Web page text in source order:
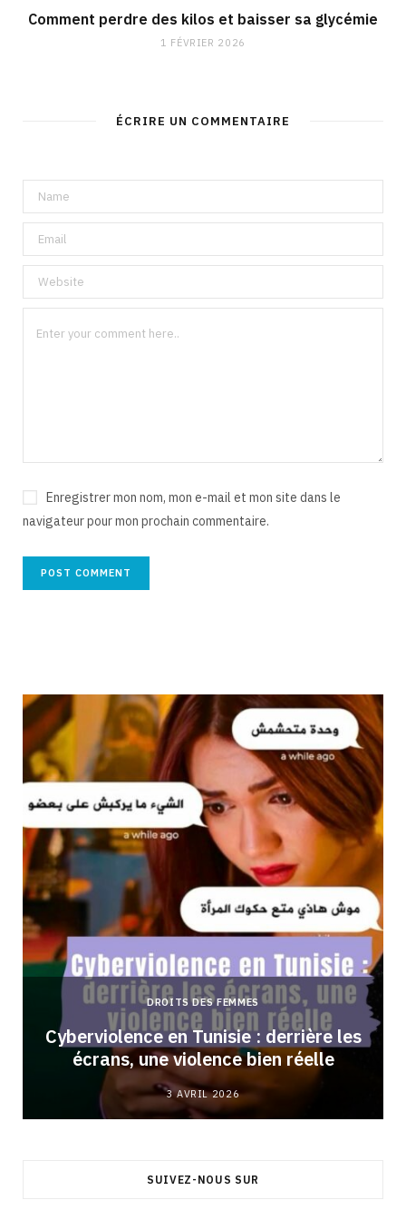
Comment perdre des kilos et baisser sa glycémie
1 FÉVRIER 2026
ÉCRIRE UN COMMENTAIRE
Enregistrer mon nom, mon e-mail et mon site dans le
navigateur pour mon prochain commentaire.
DROITS DES FEMMES
Cyberviolence en Tunisie : derrière les
écrans, une violence bien réelle
3 AVRIL 2026
SUIVEZ-NOUS SUR